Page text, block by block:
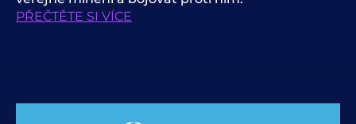
PŘEČTĚTE SI VÍCE